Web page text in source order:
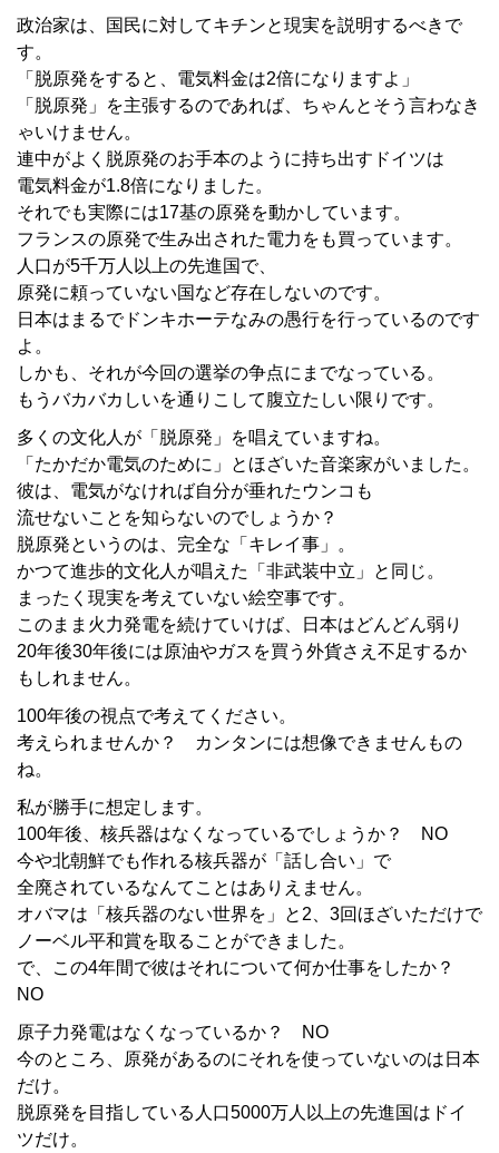
政治家は、国民に対してキチンと現実を説明するべきで
す。
「脱原発をすると、電気料金は2倍になりますよ」
「脱原発」を主張するのであれば、ちゃんとそう言わなき
ゃいけません。
連中がよく脱原発のお手本のように持ち出すドイツは
電気料金が1.8倍になりました。
それでも実際には17基の原発を動かしています。
フランスの原発で生み出された電力をも買っています。
人口が5千万人以上の先進国で、
原発に頼っていない国など存在しないのです。
日本はまるでドンキホーテなみの愚行を行っているのです
よ。
しかも、それが今回の選挙の争点にまでなっている。
もうバカバカしいを通りこして腹立たしい限りです。
多くの文化人が「脱原発」を唱えていますね。
「たかだか電気のために」とほざいた音楽家がいました。
彼は、電気がなければ自分が垂れたウンコも
流せないことを知らないのでしょうか？
脱原発というのは、完全な「キレイ事」。
かつて進歩的文化人が唱えた「非武装中立」と同じ。
まったく現実を考えていない絵空事です。
このまま火力発電を続けていけば、日本はどんどん弱り
20年後30年後には原油やガスを買う外貨さえ不足するか
もしれません。
100年後の視点で考えてください。
考えられませんか？ カンタンには想像できませんもの
ね。
私が勝手に想定します。
100年後、核兵器はなくなっているでしょうか？ NO
今や北朝鮮でも作れる核兵器が「話し合い」で
全廃されているなんてことはありえません。
オバマは「核兵器のない世界を」と2、3回ほざいただけで
ノーベル平和賞を取ることができました。
で、この4年間で彼はそれについて何か仕事をしたか？
NO
原子力発電はなくなっているか？ NO
今のところ、原発があるのにそれを使っていないのは日本
だけ。
脱原発を目指している人口5000万人以上の先進国はドイ
ツだけ。